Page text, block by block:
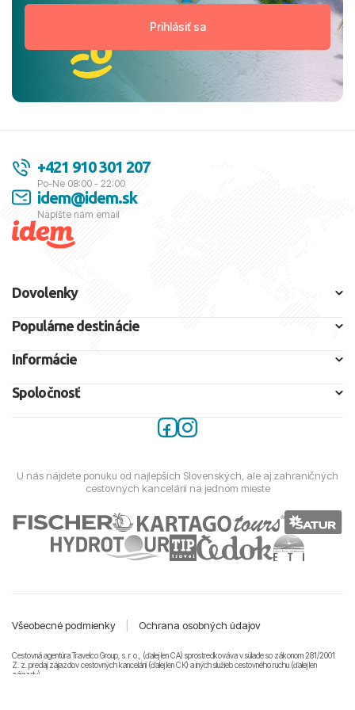
+421 910 301 207
Po-Ne 08:00 - 22:00
idem@idem.sk
Napíšte nám email
Dovolenky
Populárne destinácie
Informácie
Spoločnosť
U nás nájdete ponuku od najlepších Slovenských, ale aj zahraničných
cestovných kancelárií na jednom mieste
Všeobecné podmienky Ochrana osobných údajov
Cestovná agentúra Travelco Group, s. r. o., (ďalej len CA) sprostredkováva v súlade so zákonom 281/2001
Z. z. predaj zájazdov cestovných kancelárii (ďalej len CK) a iných služieb cestovného ruchu (ďalej len
zájazdy).